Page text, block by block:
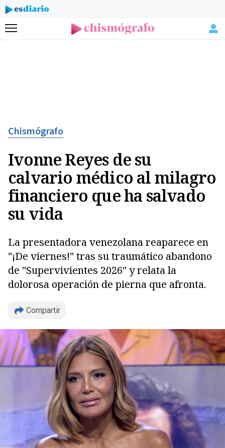
Menú
Chismógrafo
Ivonne Reyes de su
calvario médico al milagro
financiero que ha salvado
su vida
La presentadora venezolana reaparece en
"¡De viernes!" tras su traumático abandono
de "Supervivientes 2026" y relata la
dolorosa operación de pierna que afronta.
Compartir
Copiar